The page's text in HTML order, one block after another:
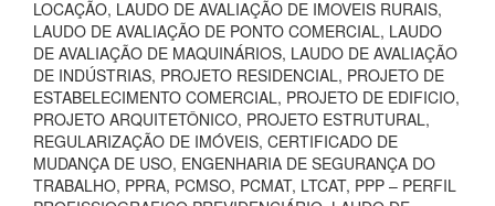
LOCAÇÃO, LAUDO DE AVALIAÇÃO DE IMOVEIS RURAIS,
LAUDO DE AVALIAÇÃO DE PONTO COMERCIAL, LAUDO
DE AVALIAÇÃO DE MAQUINÁRIOS, LAUDO DE AVALIAÇÃO
DE INDÚSTRIAS, PROJETO RESIDENCIAL, PROJETO DE
ESTABELECIMENTO COMERCIAL, PROJETO DE EDIFICIO,
PROJETO ARQUITETÔNICO, PROJETO ESTRUTURAL,
REGULARIZAÇÃO DE IMÓVEIS, CERTIFICADO DE
MUDANÇA DE USO, ENGENHARIA DE SEGURANÇA DO
TRABALHO, PPRA, PCMSO, PCMAT, LTCAT, PPP – PERFIL